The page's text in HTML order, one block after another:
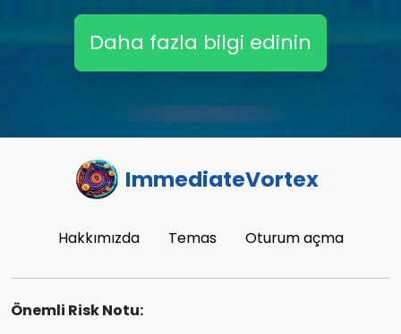
Daha fazla bilgi edinin
ImmediateVortex
Hakkımızda Temas Oturum açma
Önemli Risk Notu: